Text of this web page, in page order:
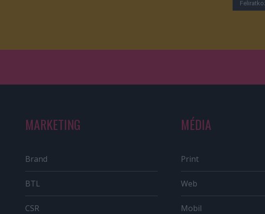
MARKETING
Brand
BTL
CSR
MÉDIA
Print
Web
Mobil